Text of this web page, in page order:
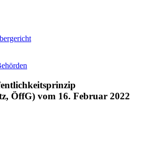
ÖffG) vom 16. Februar 2022